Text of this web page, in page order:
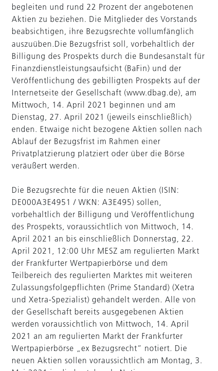
begleiten und rund 22 Prozent der angebotenen
Aktien zu beziehen. Die Mitglieder des Vorstands
beabsichtigen, ihre Bezugsrechte vollumfänglich
auszuüben.Die Bezugsfrist soll, vorbehaltlich der
Billigung des Prospekts durch die Bundesanstalt für
Finanzdienstleistungsaufsicht (BaFin) und der
Veröffentlichung des gebilligten Prospekts auf der
Internetseite der Gesellschaft (www.dbag.de), am
Mittwoch, 14. April 2021 beginnen und am
Dienstag, 27. April 2021 (jeweils einschließlich)
enden. Etwaige nicht bezogene Aktien sollen nach
Ablauf der Bezugsfrist im Rahmen einer
Privatplatzierung platziert oder über die Börse
veräußert werden.
Die Bezugsrechte für die neuen Aktien (ISIN:
DE000A3E4951 / WKN: A3E495) sollen,
vorbehaltlich der Billigung und Veröffentlichung
des Prospekts, voraussichtlich von Mittwoch, 14.
April 2021 an bis einschließlich Donnerstag, 22.
April 2021, 12:00 Uhr MESZ am regulierten Markt
der Frankfurter Wertpapierbörse und dem
Teilbereich des regulierten Marktes mit weiteren
Zulassungsfolgepflichten (Prime Standard) (Xetra
und Xetra-Spezialist) gehandelt werden. Alle von
der Gesellschaft bereits ausgegebenen Aktien
werden voraussichtlich von Mittwoch, 14. April
2021 an am regulierten Markt der Frankfurter
Wertpapierbörse „ex Bezugsrecht“ notiert. Die
neuen Aktien sollen voraussichtlich am Montag, 3.